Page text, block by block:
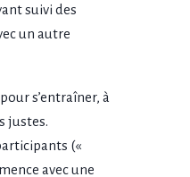
suivi des
un autre
s’entraîner, à
justes.
(«
avec une